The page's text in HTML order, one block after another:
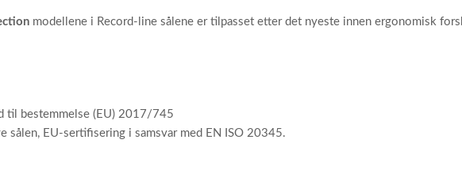
modellene i Record-line sålene er tilpasset etter det nyeste innen ergonomisk
til bestemmelse (EU) 2017/745
EU-sertifisering i samsvar med EN ISO 20345.